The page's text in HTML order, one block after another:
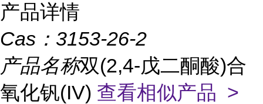
产品详情
Cas： 3153-26-2
产品名称双(2,4-戊二酮酸)合
氧化钒(IV) 查看相似产品 >